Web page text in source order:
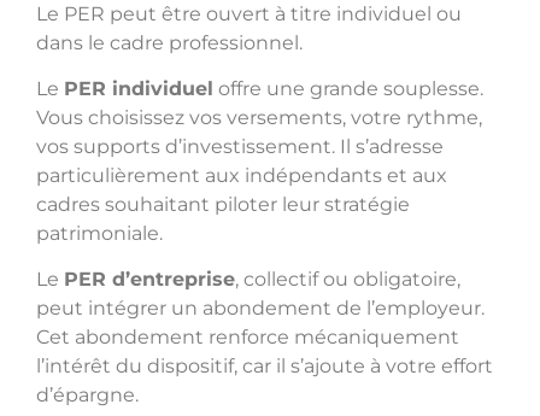
Le PER peut être ouvert à titre individuel ou
dans le cadre professionnel.
Le PER individuel offre une grande souplesse.
Vous choisissez vos versements, votre rythme,
vos supports d’investissement. Il s’adresse
particulièrement aux indépendants et aux
cadres souhaitant piloter leur stratégie
patrimoniale.
Le PER d’entreprise, collectif ou obligatoire,
peut intégrer un abondement de l’employeur.
Cet abondement renforce mécaniquement
l’intérêt du dispositif, car il s’ajoute à votre effort
d’épargne.